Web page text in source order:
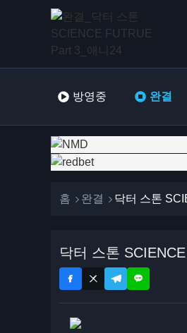
방영중 완결
홈 완결 닥터 스톤
닥터 스톤